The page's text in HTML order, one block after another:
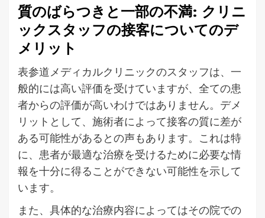
質のばらつきと一部の不満: クリニ
ックスタッフの接客についてのデ
メリット
表参道メディカルクリニックのスタッフは、一
般的には高い評価を受けていますが、全ての患
者からの評価が高いわけではありません。デメ
リットとして、施術者によって接客の質に差が
ある可能性があるとの声もあります。これは特
に、患者が最適な治療を受けるために必要な情
報を十分に得ることができない可能性を示して
います。
また、具体的な治療内容によってはその院での